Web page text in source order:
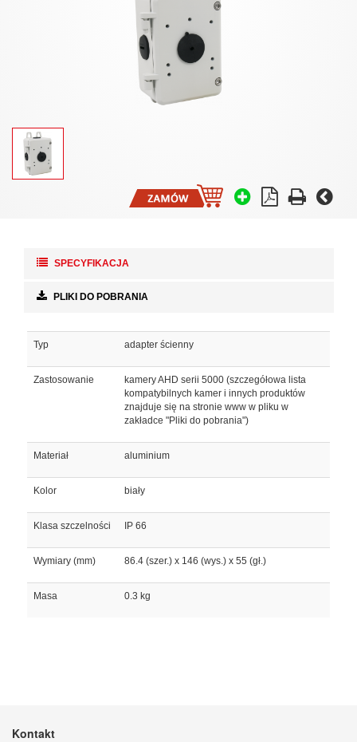
SPECYFIKACJA
PLIKI DO POBRANIA
Typ adapter ścienny
Zastosowanie
kamery AHD serii 5000 (szczegółowa lista
kompatybilnych kamer i innych produktów
znajduje się na stronie www w pliku w
zakładce "Pliki do pobrania")
Materiał aluminium
Kolor biały
Klasa szczelności IP 66
Wymiary (mm) 86.4 (szer.) x 146 (wys.) x 55 (gł.)
Masa 0.3 kg
Kontakt